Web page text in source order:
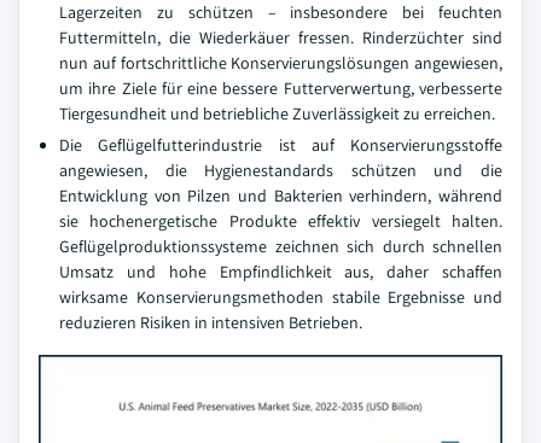
Lagerzeiten zu schützen – insbesondere bei feuchten
Futtermitteln, die Wiederkäuer fressen. Rinderzüchter sind
nun auf fortschrittliche Konservierungslösungen angewiesen,
um ihre Ziele für eine bessere Futterverwertung, verbesserte
Tiergesundheit und betriebliche Zuverlässigkeit zu erreichen.
Die Geflügelfutterindustrie ist auf Konservierungsstoffe
angewiesen, die Hygienestandards schützen und die
Entwicklung von Pilzen und Bakterien verhindern, während
sie hochenergetische Produkte effektiv versiegelt halten.
Geflügelproduktionssysteme zeichnen sich durch schnellen
Umsatz und hohe Empfindlichkeit aus, daher schaffen
wirksame Konservierungsmethoden stabile Ergebnisse und
reduzieren Risiken in intensiven Betrieben.